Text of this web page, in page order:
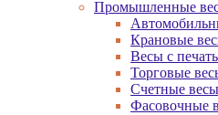
Промышленные
Крановые
Весы с
Торговые
Счетные весы
Фасовочные